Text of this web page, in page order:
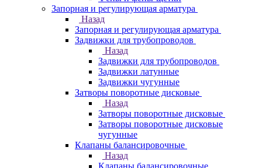
Запорная и регулирующая арматура
Назад
Запорная и регулирующая арматура
Задвижки для трубопроводов
Назад
Задвижки для трубопроводов
Задвижки латунные
Задвижки чугунные
Затворы поворотные дисковые
Назад
Затворы поворотные дисковые
Затворы поворотные дисковые
чугунные
Клапаны балансировочные
Назад
Клапаны балансировочные